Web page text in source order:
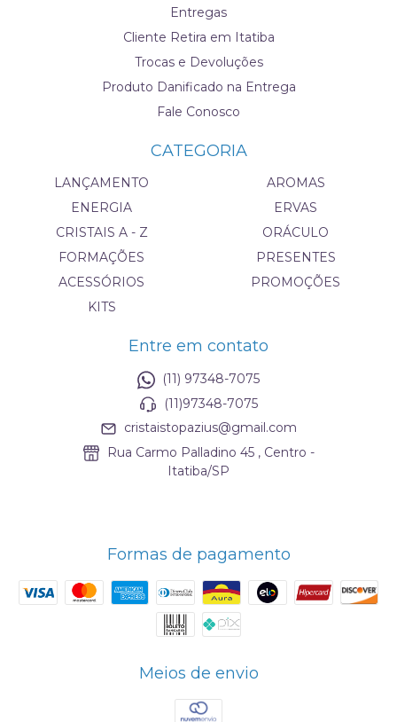
Entregas
Cliente Retira em Itatiba
Trocas e Devoluções
Produto Danificado na Entrega
Fale Conosco
CATEGORIA
LANÇAMENTO
ENERGIA
CRISTAIS A - Z
FORMAÇÕES
ACESSÓRIOS
KITS
AROMAS
ERVAS
ORÁCULO
PRESENTES
PROMOÇÕES
Entre em contato
(11) 97348-7075
(11)97348-7075
cristaistopazius@gmail.com
Rua Carmo Palladino 45 , Centro -
Itatiba/SP
Formas de pagamento
Meios de envio